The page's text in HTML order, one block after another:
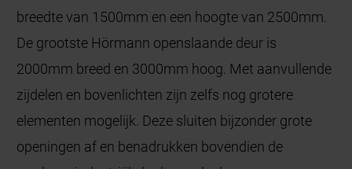
breedte van 1500mm en een hoogte van 2500mm.
De grootste Hörmann openslaande deur is
2000mm breed en 3000mm hoog. Met aanvullende
zijdelen en bovenlichten zijn zelfs nog grotere
elementen mogelijk. Deze sluiten bijzonder grote
openingen af en benadrukken bovendien de